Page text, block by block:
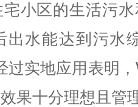
小区的生活污
出水能达到污水
过实地应用表明，
果十分理想且管